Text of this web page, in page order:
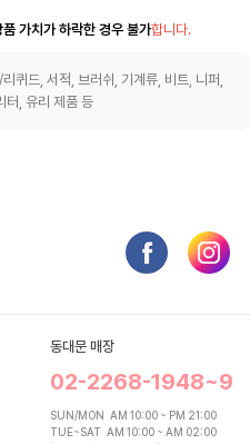
품 가치가 하락한 경우 불가합니다.
퀴드, 서적, 브러쉬, 기계류, 비트, 니퍼,
터, 유리 제품 등
동대문 매장
02-2268-1948~9
SUN/MON AM 10:00 ~ PM 21:00
TUE~SAT AM 10:00 ~ AM 02:00